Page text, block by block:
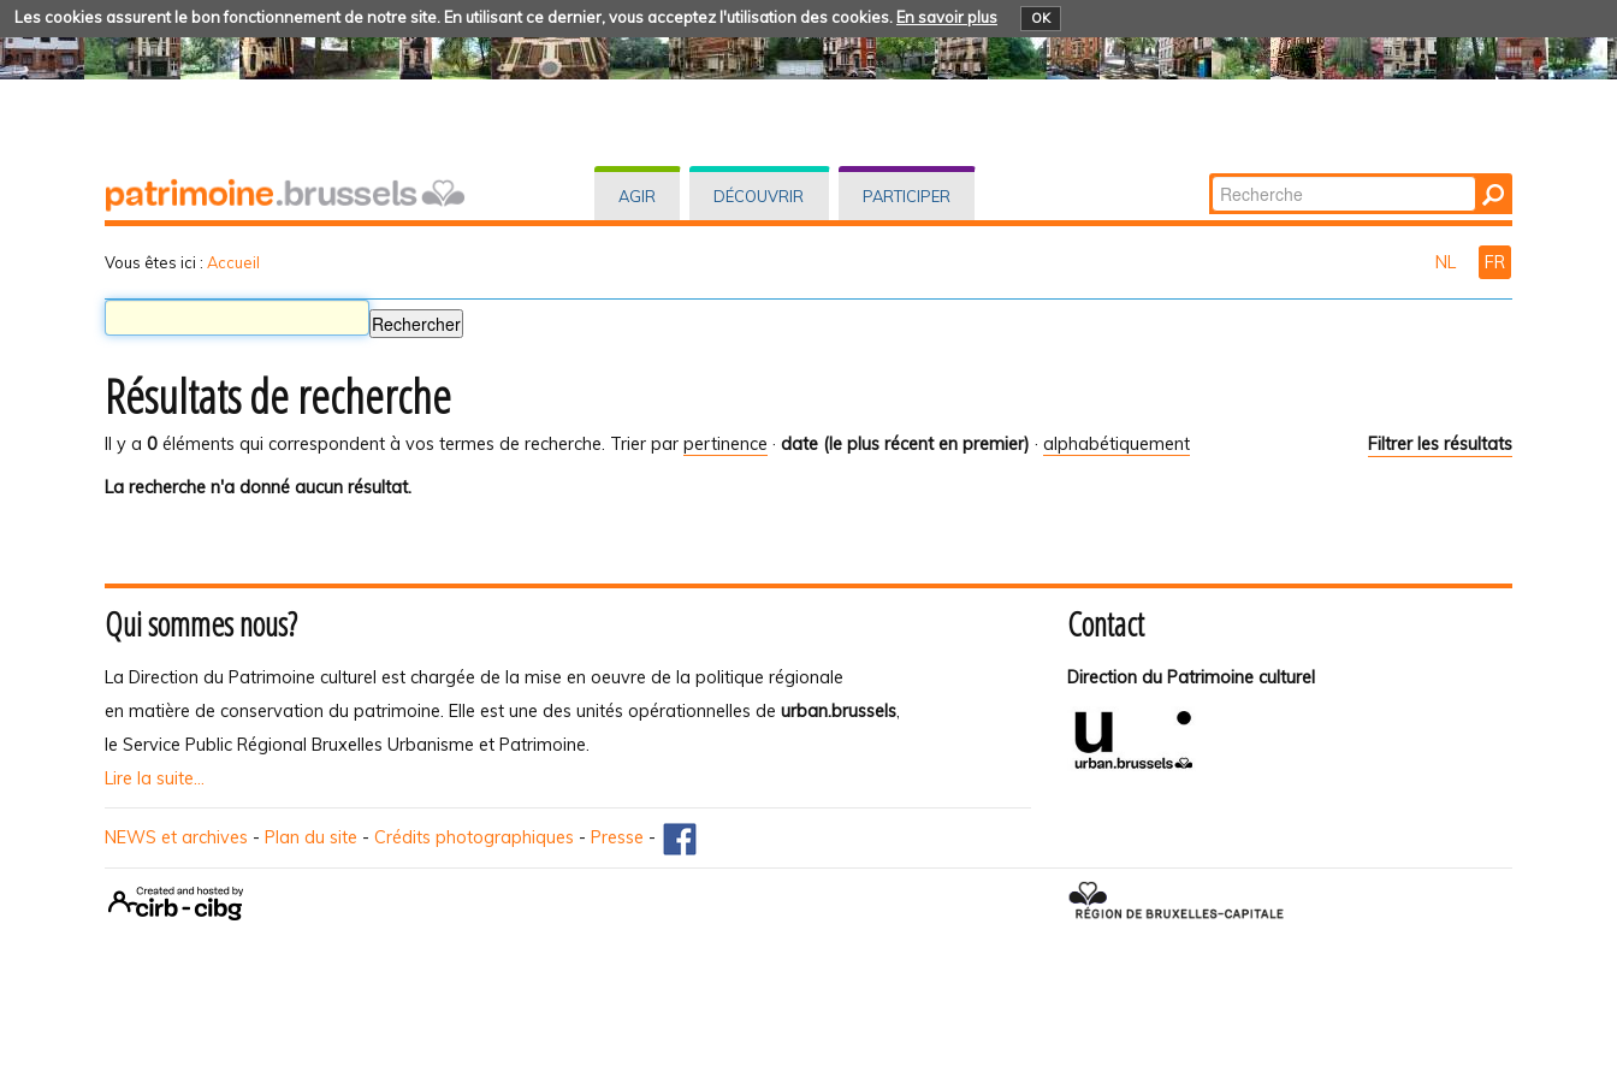
Les cookies assurent le bon fonctionnement de notre site. En utilisant ce dernier, vous acceptez l'utilisation des cookies. En savoir plus OK
AGIR DÉCOUVRIR PARTICIPER Chercher par
Recherche
Vous êtes ici : Accueil NL FR
Résultats de recherche
Il y a 0 éléments qui correspondent à vos termes de recherche. Filtrer les résultats
Trier par pertinence · date (le plus récent en premier) · alphabétiquement
La recherche n'a donné aucun résultat.
Qui sommes nous?
La Direction du Patrimoine culturel est chargée de la mise en oeuvre de la politique régionale
en matière de conservation du patrimoine. Elle est une des unités opérationnelles de urban.brussels,
le Service Public Régional Bruxelles Urbanisme et Patrimoine.
Lire la suite...
Contact
Direction du Patrimoine culturel
NEWS et archives - Plan du site - Crédits photographiques - Presse -